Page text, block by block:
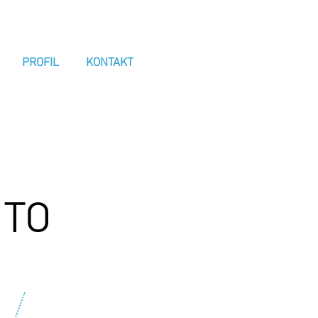
PROFIL KONTAKT